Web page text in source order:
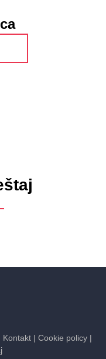
Kontakt | Cookie policy |